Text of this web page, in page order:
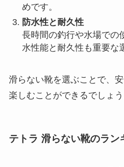
めです。
防水性と耐久性
長時間の釣行や水場での
水性能と耐久性も重要な
滑らない靴を選ぶことで、
楽しむことができるでしょう
テトラ 滑らない靴のラン